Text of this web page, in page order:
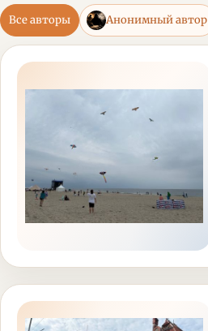
Все авторы Анонимный автор